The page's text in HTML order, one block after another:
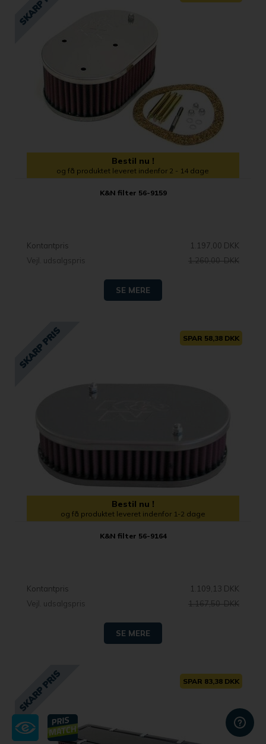
Bestil nu !
og få produktet leveret indenfor 2 - 14 dage
K&N filter 56-9159
Kontantpris
1.197,00 DKK
Vejl. udsalgspris
1.260,00 DKK
SE MERE
SPAR 58,38 DKK
Bestil nu !
og få produktet leveret indenfor 1-2 dage
K&N filter 56-9164
Kontantpris
1.109,13 DKK
Vejl. udsalgspris
1.167,50 DKK
SE MERE
SPAR 83,38 DKK